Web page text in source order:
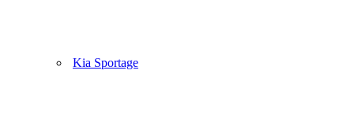
Kia Sportage